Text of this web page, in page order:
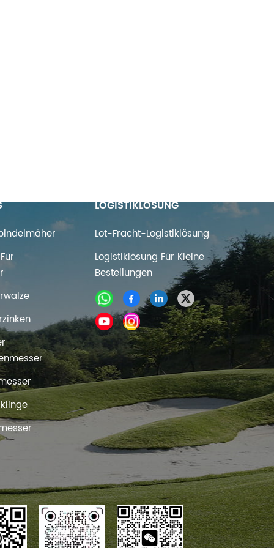
LOGISTIKLÖSUNG
Lot-Fracht-Logistiklösung
Logistiklösung Für Kleine
Bestellungen